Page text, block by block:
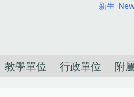
新生
教學單位 行政單位 附